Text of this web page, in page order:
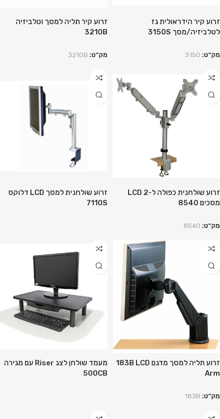
זרוע קיר הידראולית גז
לטלביזיה/מסך 3150S
מק"ט: 3150
זרוע קיר תליה למסך וטלביזיה
3210B
מק"ט: 3210B
זרוע שולחנית כפולה ל-2 LCD
מסכים 8540
מק"ט: 8540
זרוע שולחנית למסך LCD דלוקס
7110S
זרוע תליה למסך מדגם 183B LCD
Arm
מק"ט: 183B
מעמד שולחן לצג Riser עם מגירה
500CB